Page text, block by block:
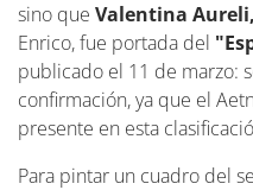
sino que Valentina Aureli,
Enrico, fue portada del
publicado el 11 de marzo:
confirmación, ya que el
presente en esta
Para pintar un cuadro del